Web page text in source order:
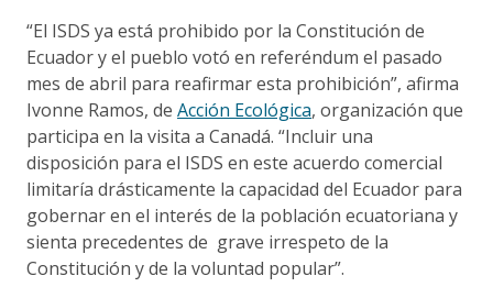
“El ISDS ya está prohibido por la Constitución de
Ecuador y el pueblo votó en referéndum el pasado
mes de abril para reafirmar esta prohibición”, afirma
Ivonne Ramos, de Acción Ecológica, organización que
participa en la visita a Canadá. “Incluir una
disposición para el ISDS en este acuerdo comercial
limitaría drásticamente la capacidad del Ecuador para
gobernar en el interés de la población ecuatoriana y
sienta precedentes de grave irrespeto de la
Constitución y de la voluntad popular”.